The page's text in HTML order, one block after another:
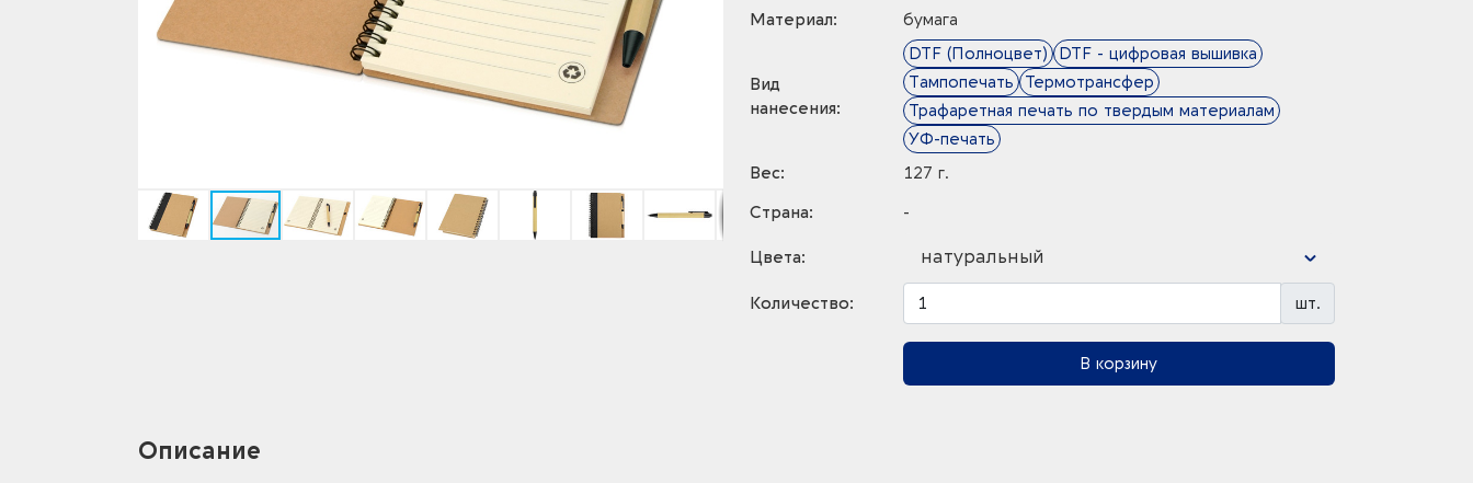
Материал:
бумага
Вид
нанесения:
DTF (Полноцвет)
DTF - цифровая вышивка
Тампопечать
Термотрансфер
Трафаретная печать по твердым материалам
УФ-печать
Вес:
127 г.
Страна:
-
Цвета: натуральный
Количество: шт.
В корзину
Описание